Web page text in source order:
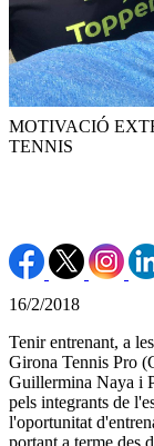
MOTIVACIÓ
TENNIS
16/2/2018
Tenir entrenant, a
Girona Tennis Pro
Guillermina Naya i
pels integrants de
l'oportunitat
portant a terme des